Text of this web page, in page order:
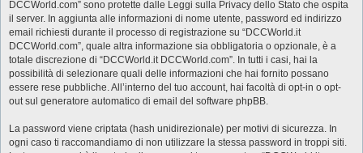
DCCWorld.com” sono protette dalle Leggi sulla Privacy dello Stato che ospita
il server. In aggiunta alle informazioni di nome utente, password ed indirizzo
email richiesti durante il processo di registrazione su “DCCWorld.it
DCCWorld.com”, quale altra informazione sia obbligatoria o opzionale, è a
totale discrezione di “DCCWorld.it DCCWorld.com”. In tutti i casi, hai la
possibilità di selezionare quali delle informazioni che hai fornito possano
essere rese pubbliche. All’interno del tuo account, hai facoltà di opt-in o opt-
out sul generatore automatico di email del software phpBB.
La password viene criptata (hash unidirezionale) per motivi di sicurezza. In
ogni caso ti raccomandiamo di non utilizzare la stessa password in troppi siti.